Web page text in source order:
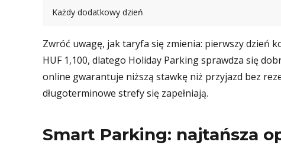
Każdy dodatkowy dzień
Zwróć uwagę, jak taryfa się zmienia: pierwszy dzień
HUF 1,100, dlatego Holiday Parking sprawdza się
online gwarantuje niższą stawkę niż przyjazd bez
długoterminowe strefy się zapełniają.
Smart Parking: najtańsza